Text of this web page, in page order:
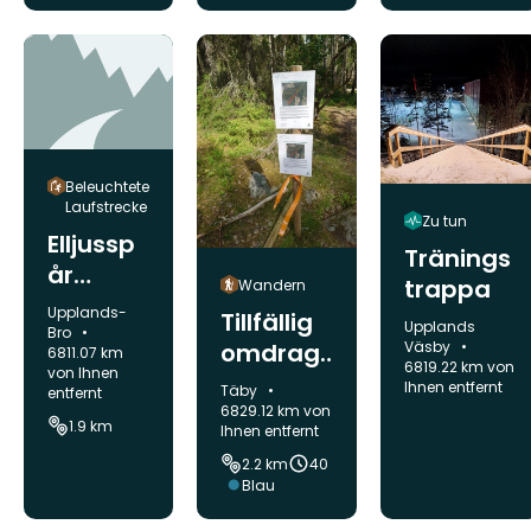
Beleuchtete
Laufstrecke
Elljussp
år
Tibbleh
öjden
Gemeinde:
Upplands-
Bro
6811.07 km
von Ihnen
entfernt
1.9 km
Wandern
Tillfällig
omdrag
ning del
av etapp
2
Roslagsl
Gemeinde:
Täby
6829.12 km von
Ihnen entfernt
2.2 km
40
Schwierigkeit:
Blau
Zu tun
Tränings
trappa
Gemeinde:
Upplands
Väsby
6819.22 km von
Ihnen entfernt